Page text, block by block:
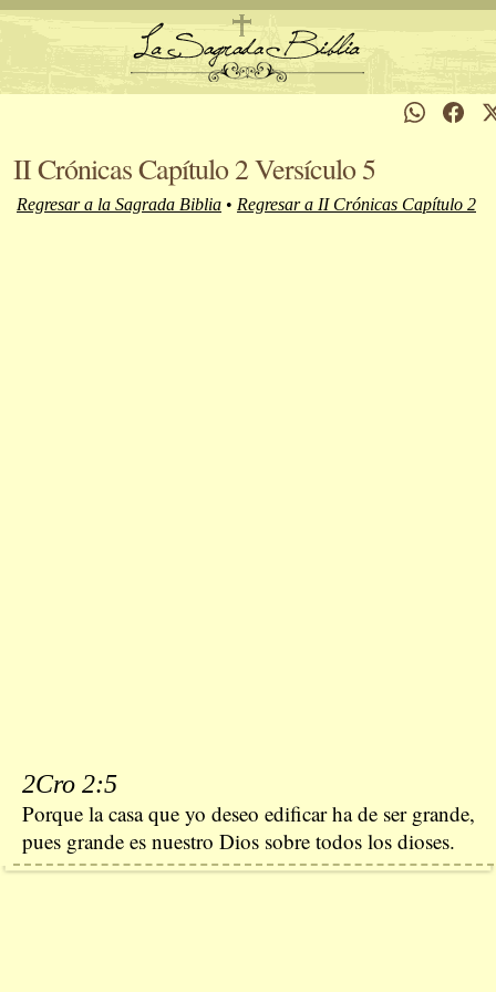
II Crónicas Capítulo 2 Versículo 5
Regresar a la Sagrada Biblia • Regresar a II Crónicas Capítulo 2
2Cro 2:5
Porque la casa que yo deseo edificar ha de ser grande,
pues grande es nuestro Dios sobre todos los dioses.